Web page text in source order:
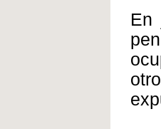
En